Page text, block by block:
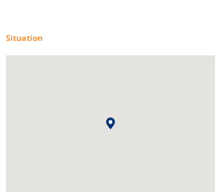
Situation